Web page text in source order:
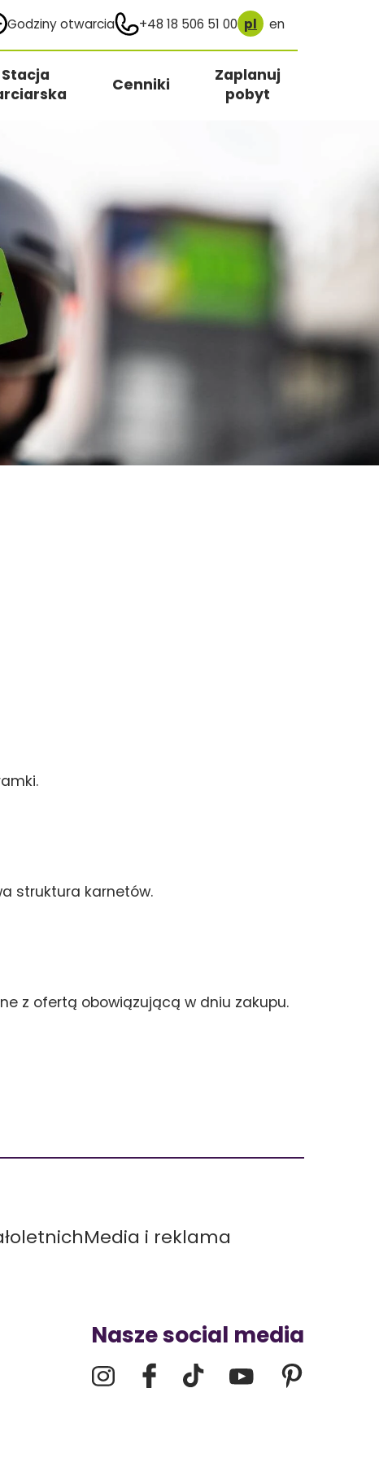
Godziny otwarcia +48 18 506 51 00 pl en
Stacja
Cenniki
Zaplanuj
pobyt
struktura karnetów.
z ofertą obowiązującą w dniu zakupu.
Media i reklama
Nasze social media